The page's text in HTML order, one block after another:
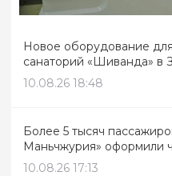
Новое оборудование
санаторий «Шиванда» в
10.08.26 18:48
Более 5 тысяч
Маньчжурия» оформили
10.08.26 17:13